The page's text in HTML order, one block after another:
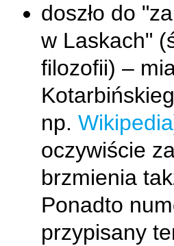
doszło do
w Laskach"
filozofii) –
np. Wikipedia
oczywiście
brzmienia
Ponadto
przypisany